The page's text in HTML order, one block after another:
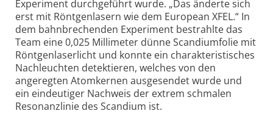
Experiment durchgeführt wurde. „Das änderte sich
erst mit Röntgenlasern wie dem European XFEL.“ In
dem bahnbrechenden Experiment bestrahlte das
Team eine 0,025 Millimeter dünne Scandiumfolie mit
Röntgenlaserlicht und konnte ein charak­teristisches
Nachleuchten detektieren, welches von den
angeregten Atomkernen ausgesendet wurde und
ein eindeutiger Nachweis der extrem schmalen
Resonanzlinie des Scandium ist.